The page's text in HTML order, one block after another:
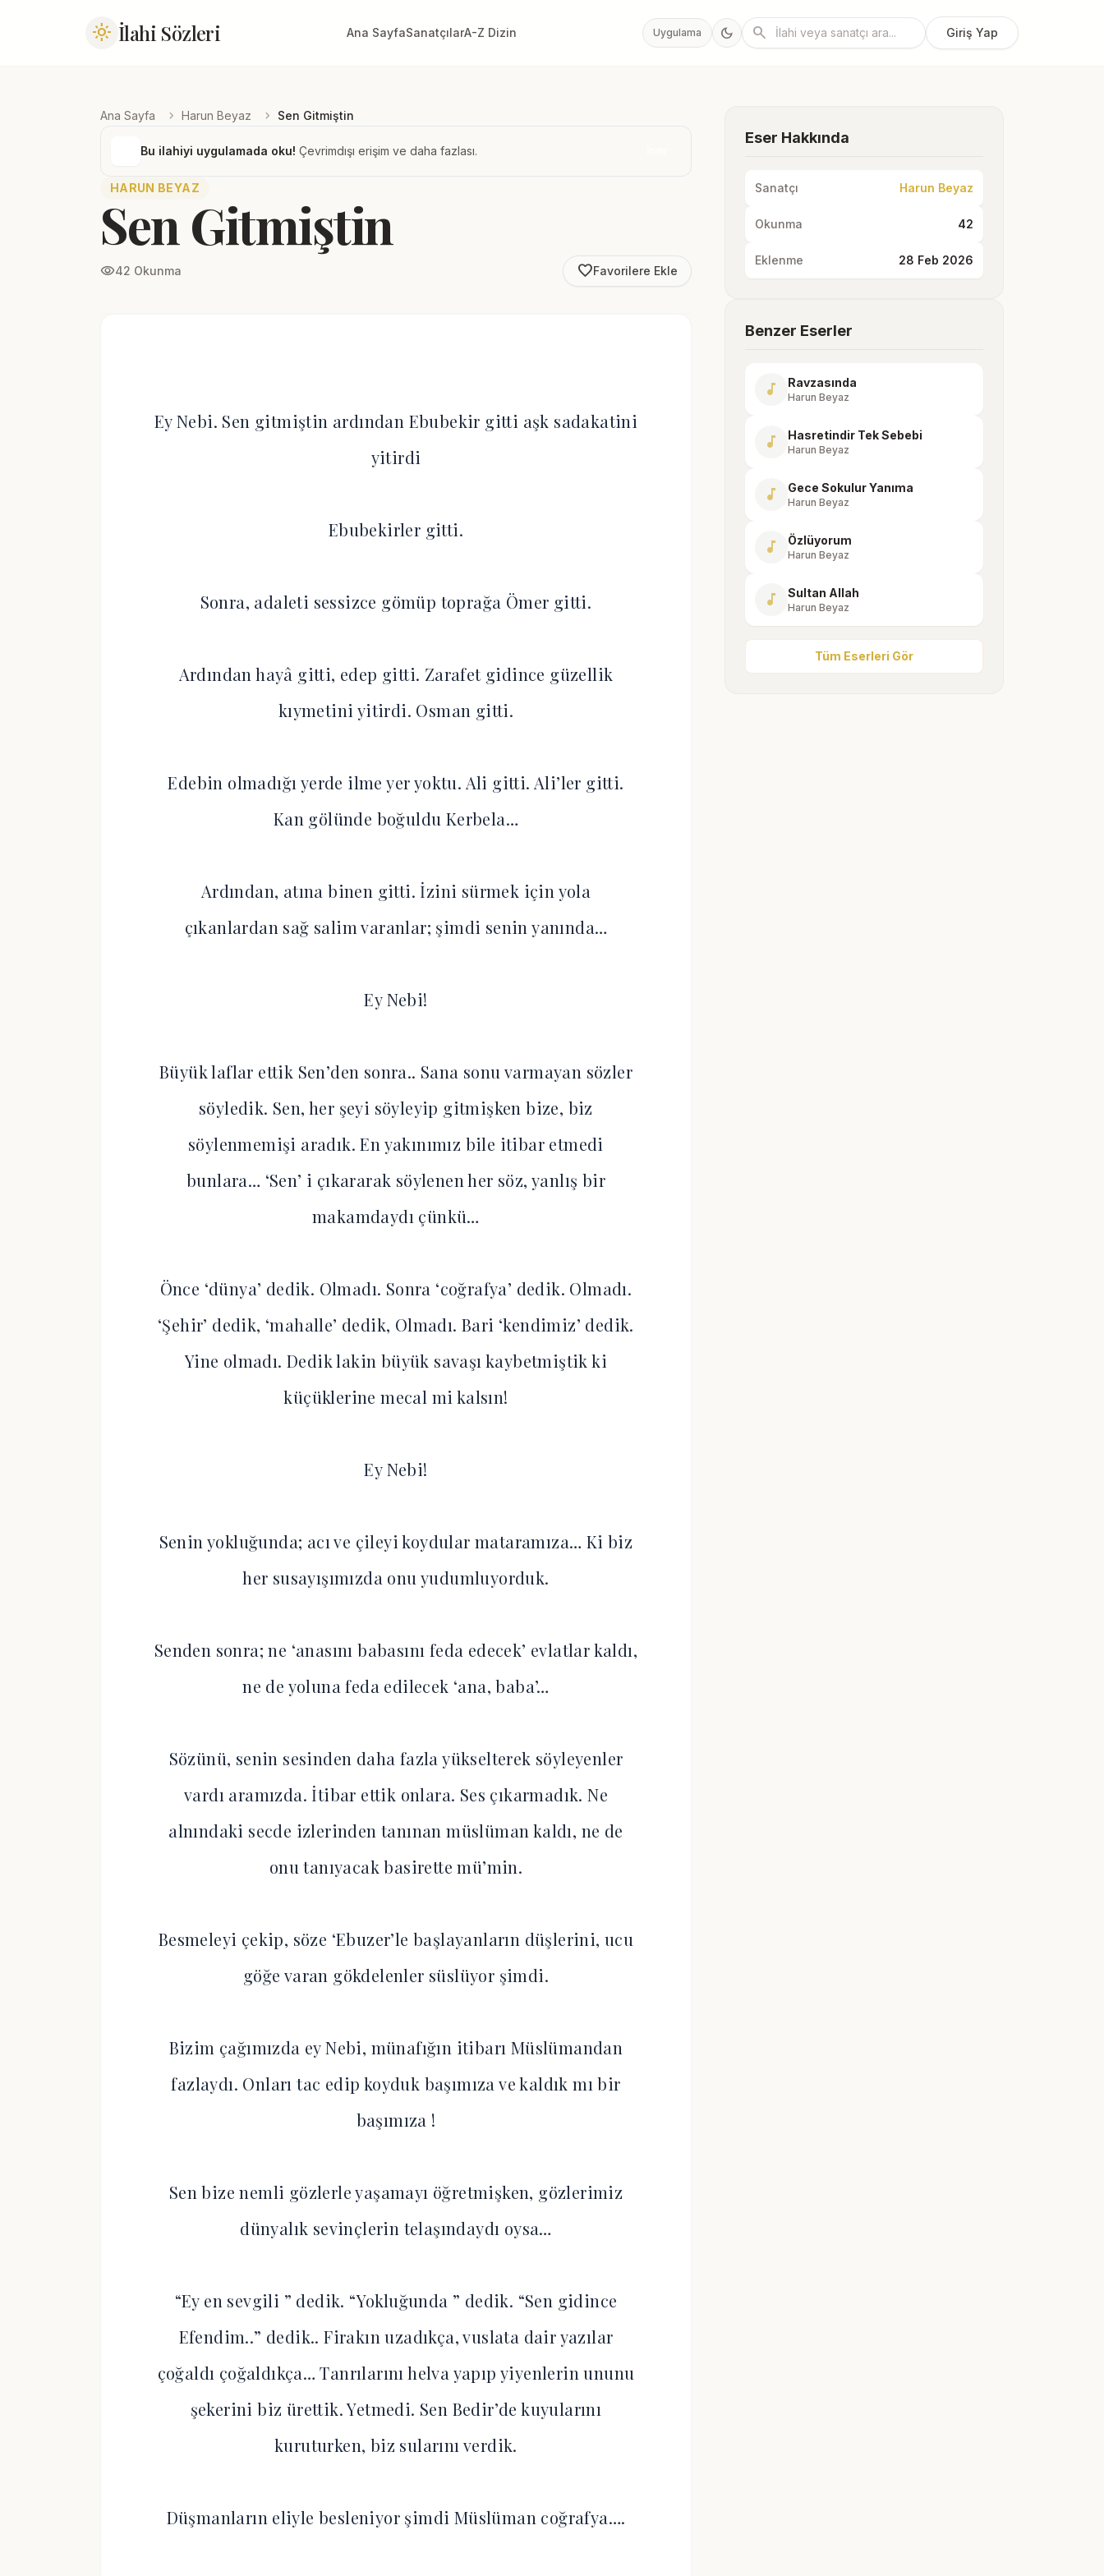
light_mode İlahi Sözleri Ana SayfaSanatçılarA-Z Dizin Uygulama dark_mode search Giriş Yap
Ana Sayfa chevron_right Harun Beyaz chevron_right Sen Gitmiştin
Bu ilahiyi uygulamada oku! Çevrimdışı erişim ve daha fazlası.
HARUN BEYAZ
Sen Gitmiştin
visibility42 Okunma favorite_borderFavorilere Ekle
Ey Nebi. Sen gitmiştin ardından Ebubekir gitti aşk sadakatini
yitirdi
Ebubekirler gitti.
Sonra, adaleti sessizce gömüp toprağa Ömer gitti.
Ardından hayâ gitti, edep gitti. Zarafet gidince güzellik
kıymetini yitirdi. Osman gitti.
Edebin olmadığı yerde ilme yer yoktu. Ali gitti. Ali’ler gitti.
Kan gölünde boğuldu Kerbela…
Ardından, atına binen gitti. İzini sürmek için yola
çıkanlardan sağ salim varanlar; şimdi senin yanında…
Ey Nebi!
Büyük laflar ettik Sen’den sonra.. Sana sonu varmayan sözler
söyledik. Sen, her şeyi söyleyip gitmişken bize, biz
söylenmemişi aradık. En yakınımız bile itibar etmedi
bunlara… ‘Sen’ i çıkararak söylenen her söz, yanlış bir
makamdaydı çünkü…
Önce ‘dünya’ dedik. Olmadı. Sonra ‘coğrafya’ dedik. Olmadı.
‘Şehir’ dedik, ‘mahalle’ dedik, Olmadı. Bari ‘kendimiz’ dedik.
Yine olmadı. Dedik lakin büyük savaşı kaybetmiştik ki
küçüklerine mecal mi kalsın!
Ey Nebi!
Senin yokluğunda; acı ve çileyi koydular mataramıza… Ki biz
her susayışımızda onu yudumluyorduk.
Senden sonra; ne ‘anasını babasını feda edecek’ evlatlar kaldı,
ne de yoluna feda edilecek ‘ana, baba’…
Sözünü, senin sesinden daha fazla yükselterek söyleyenler
vardı aramızda. İtibar ettik onlara. Ses çıkarmadık. Ne
alnındaki secde izlerinden tanınan müslüman kaldı, ne de
onu tanıyacak basirette mü’min.
Besmeleyi çekip, söze ‘Ebuzer’le başlayanların düşlerini, ucu
göğe varan gökdelenler süslüyor şimdi.
Bizim çağımızda ey Nebi, münafığın itibarı Müslümandan
fazlaydı. Onları tac edip koyduk başımıza ve kaldık mı bir
başımıza !
Sen bize nemli gözlerle yaşamayı öğretmişken, gözlerimiz
dünyalık sevinçlerin telaşındaydı oysa…
“Ey en sevgili ” dedik. “Yokluğunda ” dedik. “Sen gidince
Efendim..” dedik.. Firakın uzadıkça, vuslata dair yazılar
çoğaldı çoğaldıkça… Tanrılarını helva yapıp yiyenlerin ununu
şekerini biz ürettik. Yetmedi. Sen Bedir’de kuyularını
kuruturken, biz sularını verdik.
Düşmanların eliyle besleniyor şimdi Müslüman coğrafya….
Eser Hakkında
Sanatçı Harun Beyaz
Okunma 42
Eklenme 28 Feb 2026
Benzer Eserler
music_note Ravzasında
Harun Beyaz
music_note Hasretindir Tek Sebebi
Harun Beyaz
music_note Gece Sokulur Yanıma
Harun Beyaz
music_note Özlüyorum
Harun Beyaz
music_note Sultan Allah
Harun Beyaz
Tüm Eserleri Gör